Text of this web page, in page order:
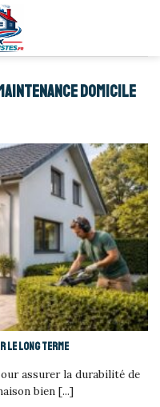
DOMICILE
le long terme
assurer la durabilité de
bien [...]